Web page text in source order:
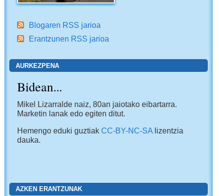
Blogaren RSS jarioa
Erantzunen RSS jarioa
AURKEZPENA
Bidean...
Mikel Lizarralde naiz, 80an jaiotako eibartarra.
Marketin lanak edo egiten ditut.
Hemengo eduki guztiakCC-BY-NC-SA lizentzia
dauka.
AZKEN ERANTZUNAK